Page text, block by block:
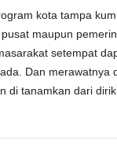
kota tampa
maupun
setempat
Dan merawatnya
di tanamkan dari